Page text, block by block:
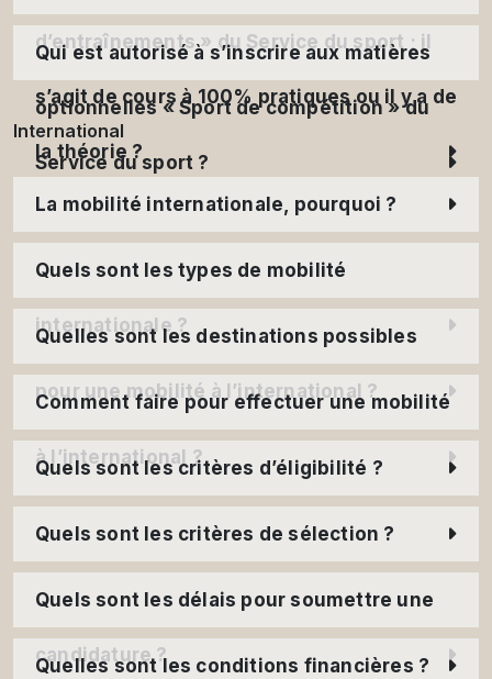
d’entraînements » du Service du sport ; il
s’agit de cours à 100% pratiques ou il y a de
la théorie ?
Qui est autorisé à s’inscrire aux matières
optionnelles « Sport de compétition » du
Service du sport ?
International
La mobilité internationale, pourquoi ?
Quels sont les types de mobilité
internationale ?
Quelles sont les destinations possibles
pour une mobilité à l’international ?
Comment faire pour effectuer une mobilité
à l’international ?
Quels sont les critères d’éligibilité ?
Quels sont les critères de sélection ?
Quels sont les délais pour soumettre une
candidature ?
Quelles sont les conditions financières ?